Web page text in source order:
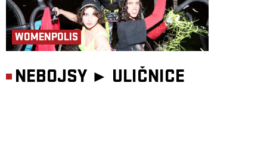
WOMENPOLIS
NEBOJSY ► ULIČNICE